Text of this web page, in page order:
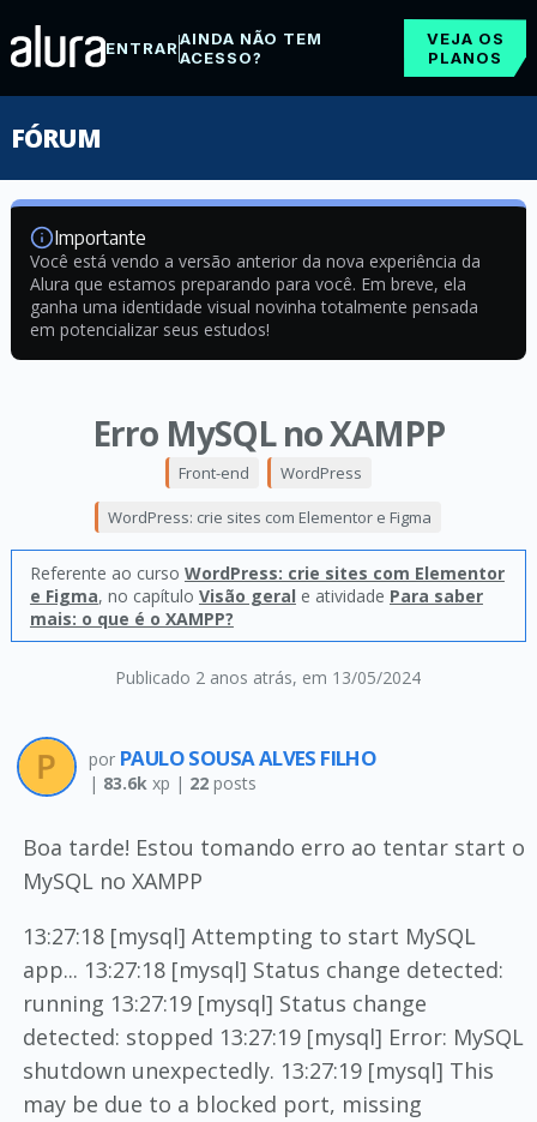
ENTRARAINDA NÃO TEM
ACESSO?
VEJA OS
PLANOS
FÓRUM
Importante
Você está vendo a versão anterior da nova experiência da
Alura que estamos preparando para você. Em breve, ela
ganha uma identidade visual novinha totalmente pensada
em potencializar seus estudos!
Erro MySQL no XAMPP
Publicado 2 anos atrás, em 13/05/2024
Front-end WordPress
WordPress: crie sites com Elementor e Figma
Referente ao curso WordPress: crie sites com Elementor
e Figma, no capítulo Visão geral e atividade Para saber
mais: o que é o XAMPP?
por PAULO SOUSA ALVES FILHO
| 83.6kxp | 22posts
Boa tarde! Estou tomando erro ao tentar start o
MySQL no XAMPP
13:27:18 [mysql] Attempting to start MySQL
app... 13:27:18 [mysql] Status change detected:
running 13:27:19 [mysql] Status change
detected: stopped 13:27:19 [mysql] Error: MySQL
shutdown unexpectedly. 13:27:19 [mysql] This
may be due to a blocked port, missing